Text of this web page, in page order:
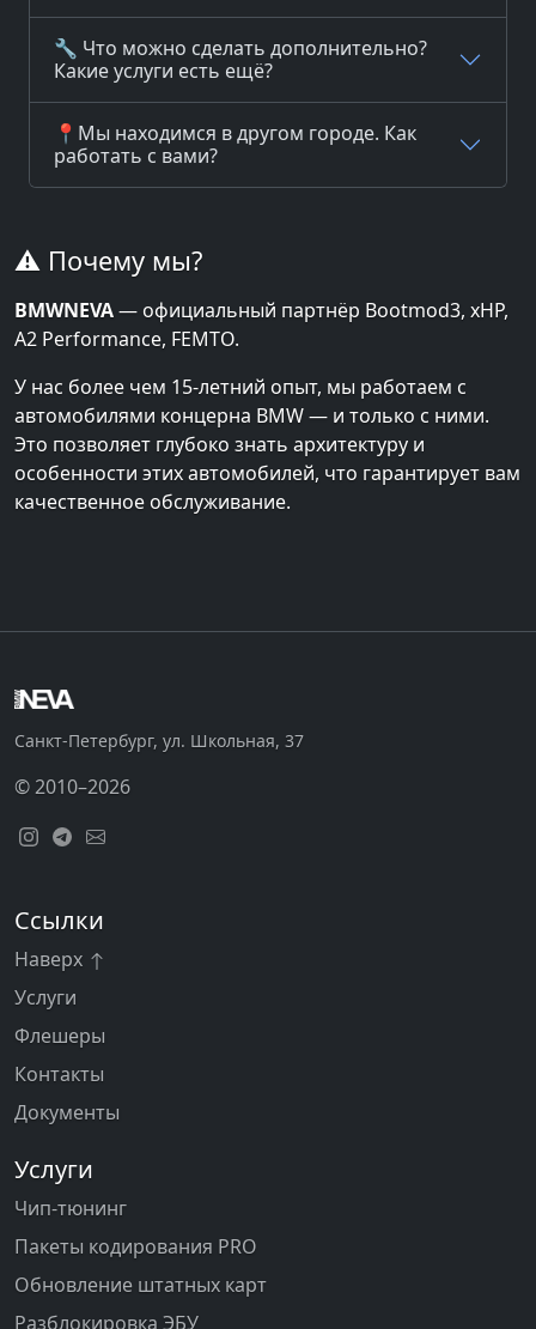
🔧 Что можно сделать дополнительно?
Какие услуги есть ещё?
📍Мы находимся в другом городе. Как
работать с вами?
⚠️ Почему мы?
BMWNEVA— официальный партнёр Bootmod3, xHP,
A2 Performance, FEMTO.
У нас более чем 15-летний опыт, мы работаем с
автомобилями концерна BMW — и только с ними.
Это позволяет глубоко знать архитектуру и
особенности этих автомобилей, что гарантирует вам
качественное обслуживание.
Санкт-Петербург, ул. Школьная, 37
© 2010–2026
Ссылки
Наверх
Услуги
Флешеры
Контакты
Документы
Услуги
Чип-тюнинг
Пакеты кодирования PRO
Обновление штатных карт
Разблокировка ЭБУ